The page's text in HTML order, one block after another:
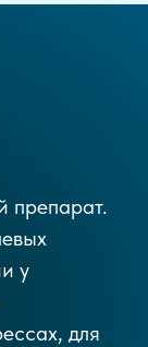
препарат.
у
для